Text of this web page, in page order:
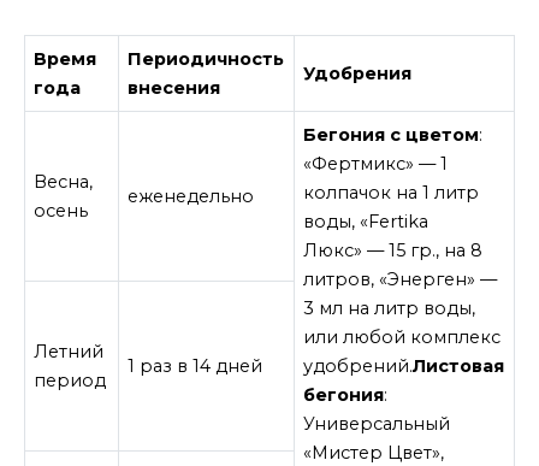
Время
года
Периодичность
внесения
Удобрения
Весна,
осень
еженедельно
Бегония с цветом:
«Фертмикс» — 1
колпачок на 1 литр
воды, «Fertika
Люкс» — 15 гр., на 8
литров, «Энерген» —
3 мл на литр воды,
или любой комплекс
удобрений.Листовая
бегония:
Универсальный
«Мистер Цвет»,
Летний
период
1 раз в 14 дней